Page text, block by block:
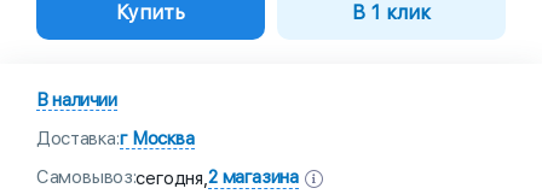
Купить В 1 клик
В наличии
Доставка:г Москва
Самовывоз:сегодня,2 магазина